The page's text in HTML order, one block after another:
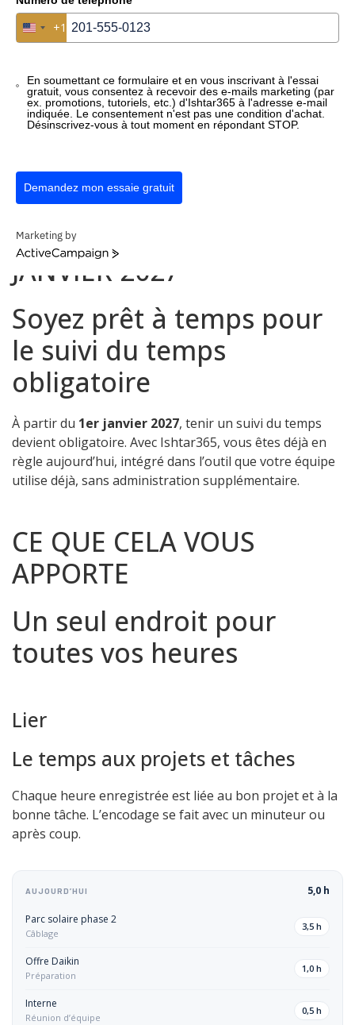
07:24
OBLIGATOIRE
LÉGALEMENT DÈS LE 1ER
JANVIER 2027
Soyez prêt à temps pour
le suivi du temps
obligatoire
À partir du 1er janvier 2027, tenir un suivi du temps
devient obligatoire. Avec Ishtar365, vous êtes déjà en
règle aujourd’hui, intégré dans l’outil que votre équipe
utilise déjà, sans administration supplémentaire.
CE QUE CELA VOUS
APPORTE
Un seul endroit pour
toutes vos heures
Lier
Le temps aux projets et tâches
Chaque heure enregistrée est liée au bon projet et à la
bonne tâche. L’encodage se fait avec un minuteur ou
après coup.
AUJOURD’HUI 5,0 h
Parc solaire phase 2
Câblage
3,5 h
Offre Daikin
Préparation
1,0 h
Interne
Réunion d’équipe
0,5 h
United States +1
+1
United States +1
+1
En soumettant ce formulaire et en vous inscrivant à l'essai
gratuit, vous consentez à recevoir des e-mails marketing (par
ex. promotions, tutoriels, etc.) d'Ishtar365 à l'adresse e-mail
indiquée. Le consentement n'est pas une condition d'achat.
Désinscrivez-vous à tout moment en répondant STOP.
Demandez mon essaie gratuit
Marketing by
ActiveCampaign